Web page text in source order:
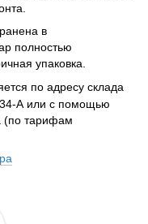
в
полностью
упаковка.
по адресу склада
34-А или с помощью
(по тарифам